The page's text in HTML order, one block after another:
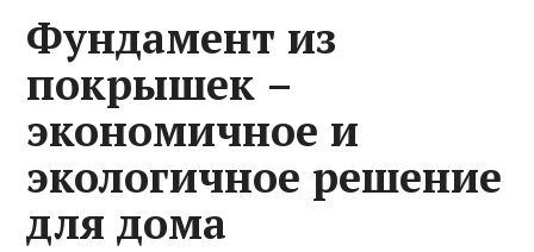
Фундамент из
покрышек –
экономичное и
экологичное решение
для дома